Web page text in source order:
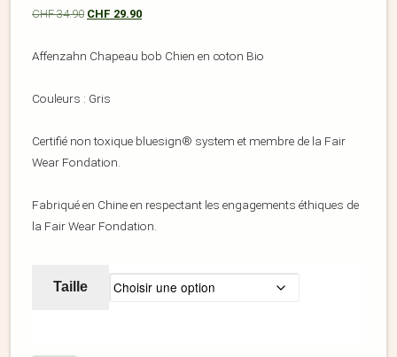
CHF34.90 CHF 29.90
Affenzahn Chapeau bob Chien en coton Bio
Couleurs : Gris
Certifié non toxique bluesign® system et membre de la Fair
Wear Fondation.
Fabriqué en Chine en respectant les engagements éthiques de
la Fair Wear Fondation.
Taille